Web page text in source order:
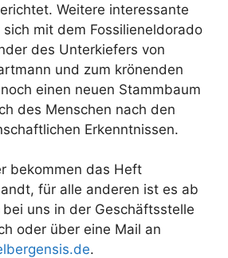
Weitere interessante
mit dem Fossilieneldorado
des Unterkiefers von
und zum krönenden
einen neuen Stammbaum
des Menschen nach den
Erkenntnissen.
bekommen das Heft
für alle anderen ist es ab
uns in der Geschäftsstelle
oder über eine Mail an
.